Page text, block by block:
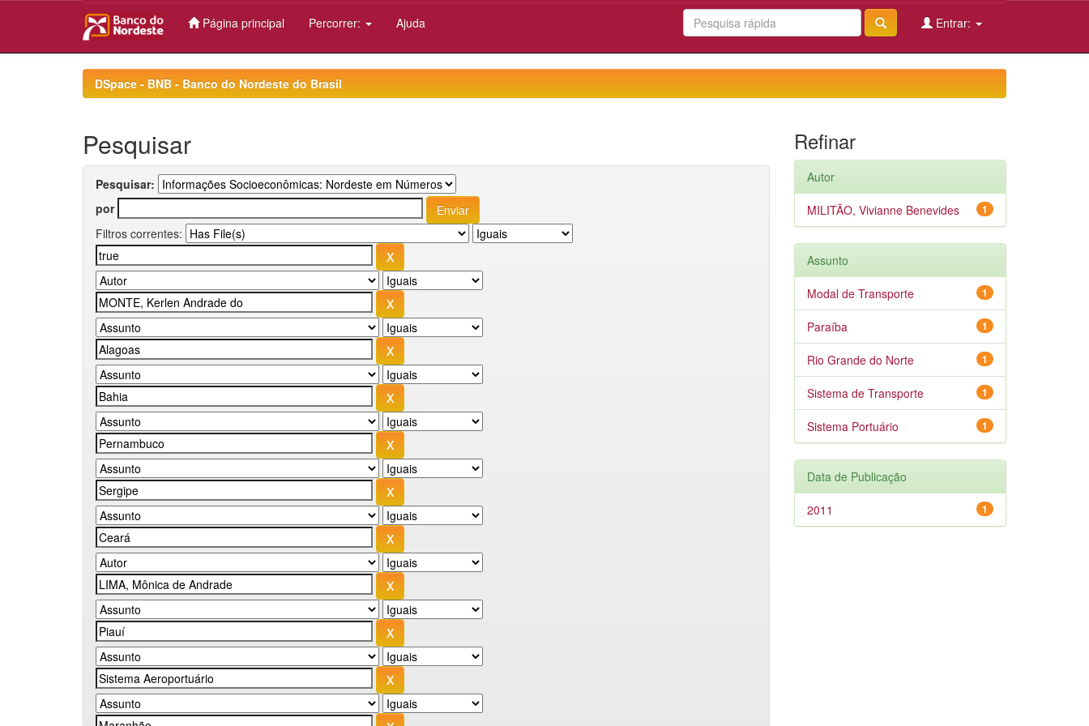
Página principal Percorrer: Ajuda Entrar:
DSpace - BNB - Banco do Nordeste do Brasil
Pesquisar
Pesquisar:
por
Filtros correntes:
Refinar
Autor
1
MILITÃO, Vivianne Benevides
Assunto
1
Modal de Transporte
1
Paraíba
1
Rio Grande do Norte
1
Sistema de Transporte
1
Sistema Portuário
Data de Publicação
1
2011